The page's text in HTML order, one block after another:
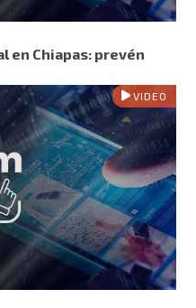
en Chiapas: prevén
VIDEO